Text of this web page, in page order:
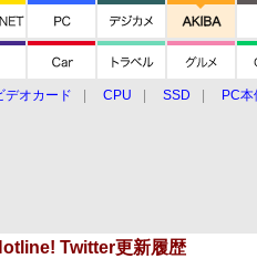
デオカード CPU SSD PC本
Twitter更新履歴